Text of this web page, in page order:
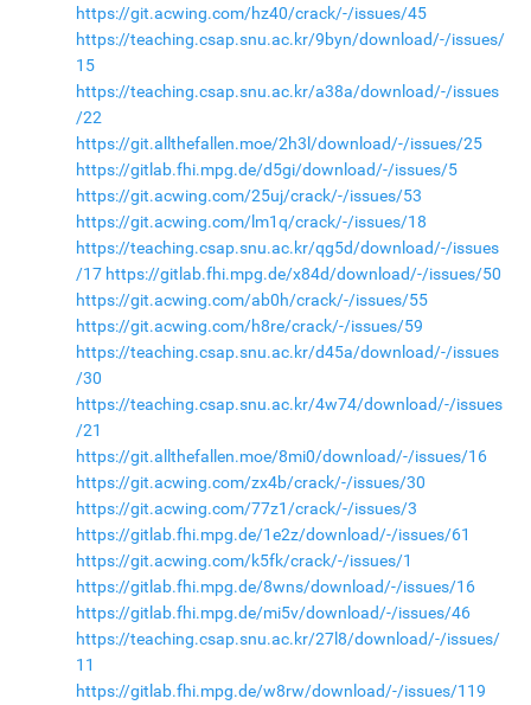
https://git.acwing.com/hz40/crack/-/issues/45
https://teaching.csap.snu.ac.kr/9byn/download/-/issues/
15
https://teaching.csap.snu.ac.kr/a38a/download/-/issues
/22
https://git.allthefallen.moe/2h3l/download/-/issues/25
https://gitlab.fhi.mpg.de/d5gi/download/-/issues/5
https://git.acwing.com/25uj/crack/-/issues/53
https://git.acwing.com/lm1q/crack/-/issues/18
https://teaching.csap.snu.ac.kr/qg5d/download/-/issues
/17 https://gitlab.fhi.mpg.de/x84d/download/-/issues/50
https://git.acwing.com/ab0h/crack/-/issues/55
https://git.acwing.com/h8re/crack/-/issues/59
https://teaching.csap.snu.ac.kr/d45a/download/-/issues
/30
https://teaching.csap.snu.ac.kr/4w74/download/-/issues
/21
https://git.allthefallen.moe/8mi0/download/-/issues/16
https://git.acwing.com/zx4b/crack/-/issues/30
https://git.acwing.com/77z1/crack/-/issues/3
https://gitlab.fhi.mpg.de/1e2z/download/-/issues/61
https://git.acwing.com/k5fk/crack/-/issues/1
https://gitlab.fhi.mpg.de/8wns/download/-/issues/16
https://gitlab.fhi.mpg.de/mi5v/download/-/issues/46
https://teaching.csap.snu.ac.kr/27l8/download/-/issues/
11
https://gitlab.fhi.mpg.de/w8rw/download/-/issues/119